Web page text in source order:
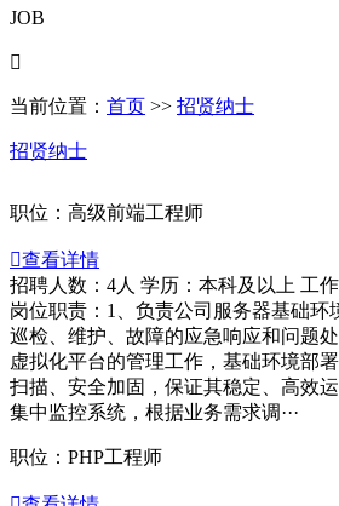
JOB
招贤纳士

当前位置： 首页 >> 招贤纳士
职位：高级前端工程师
查看详情
招聘人数：4人 学历：本科及以上 工
岗位职责：1、负责公司服务器基础环
巡检、维护、故障的应急响应和问题
虚拟化平台的管理工作，基础环境部
扫描、安全加固，保证其稳定、高效
集中监控系统，根据业务需求调···
职位：PHP工程师